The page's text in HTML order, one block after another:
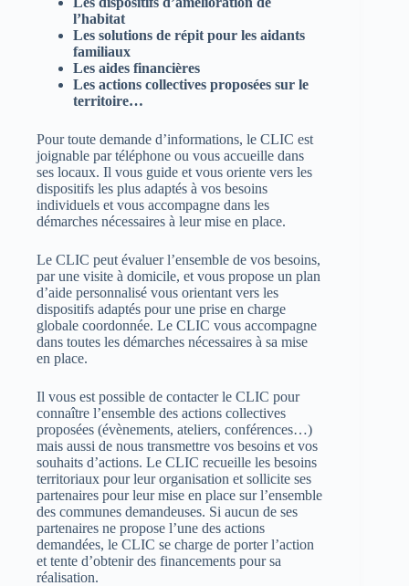
l’habitat
Les solutions de répit pour les aidants
familiaux
Les aides financières
Les actions collectives proposées sur le
territoire…
Pour toute demande d’informations, le CLIC est
joignable par téléphone ou vous accueille dans
ses locaux. Il vous guide et vous oriente vers les
dispositifs les plus adaptés à vos besoins
individuels et vous accompagne dans les
démarches nécessaires à leur mise en place.
Le CLIC peut évaluer l’ensemble de vos besoins,
par une visite à domicile, et vous propose un plan
d’aide personnalisé vous orientant vers les
dispositifs adaptés pour une prise en charge
globale coordonnée. Le CLIC vous accompagne
dans toutes les démarches nécessaires à sa mise
en place.
Il vous est possible de contacter le CLIC pour
connaître l’ensemble des actions collectives
proposées (évènements, ateliers, conférences…)
mais aussi de nous transmettre vos besoins et vos
souhaits d’actions. Le CLIC recueille les besoins
territoriaux pour leur organisation et sollicite ses
partenaires pour leur mise en place sur l’ensemble
des communes demandeuses. Si aucun de ses
partenaires ne propose l’une des actions
demandées, le CLIC se charge de porter l’action
et tente d’obtenir des financements pour sa
réalisation.